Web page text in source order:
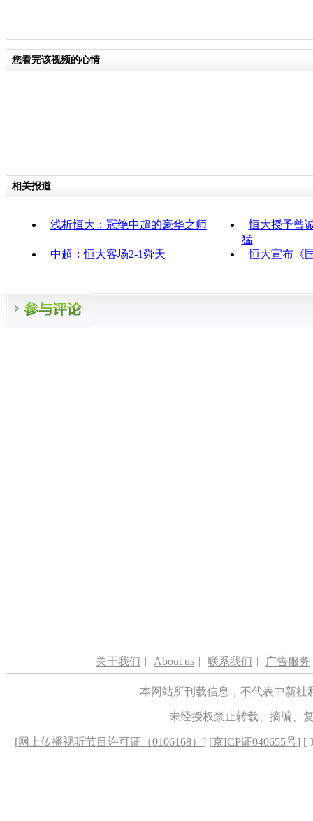
您看完该视频的心情
相关报道
浅析恒大：冠绝中超的豪华之师
恒大授予曾
猛
中超：恒大客场2-1舜天
恒大宣布《
关于我们 | About us | 联系我们 | 广告服务
本网站所刊载信息，不代表中新
未经授权禁止转载、摘编、
[网上传播视听节目许可证（0106168） ] [京ICP证040655号] [